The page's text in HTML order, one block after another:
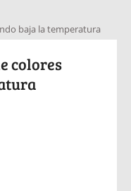
baja la temperatura
colores